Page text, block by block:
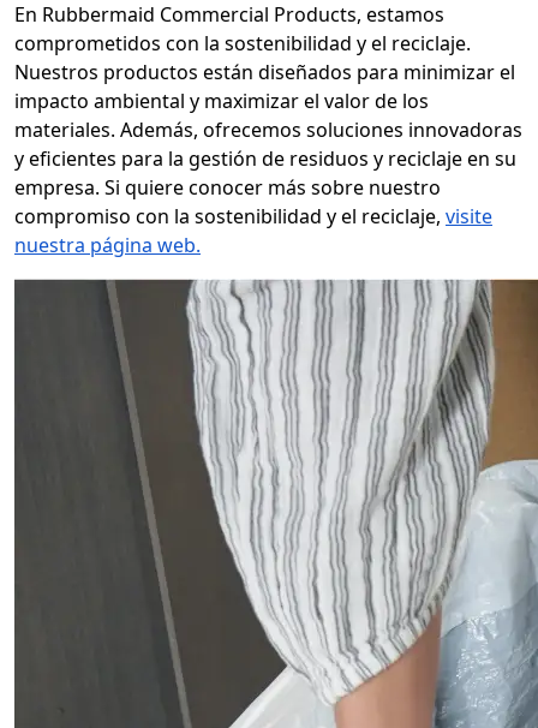
En Rubbermaid Commercial Products, estamos
comprometidos con la sostenibilidad y el reciclaje.
Nuestros productos están diseñados para minimizar el
impacto ambiental y maximizar el valor de los
materiales. Además, ofrecemos soluciones innovadoras
y eficientes para la gestión de residuos y reciclaje en su
empresa. Si quiere conocer más sobre nuestro
compromiso con la sostenibilidad y el reciclaje, visite
nuestra página web.